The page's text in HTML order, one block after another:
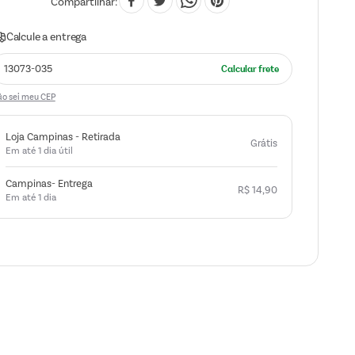
sei meu CEP
Loja Campinas - Retirada
Em até 1 dia útil
Grátis
Campinas- Entrega
Em até 1 dia
R$ 14,90